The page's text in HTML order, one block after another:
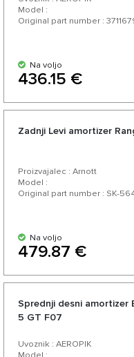
Model :
Original part number :
Na voljo
436.15 €
Zadnji Levi amortizer
Proizvajalec : Arnott
Model :
Original part number : SK-
Na voljo
479.87 €
Sprednji desni amortizer
5 GT F07
Uvoznik : AEROPIK